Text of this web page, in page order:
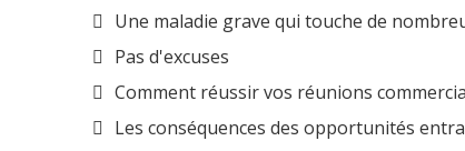
Une maladie grave qui touche de
Pas d'excuses
Comment réussir vos réunions
Les conséquences des opportunités